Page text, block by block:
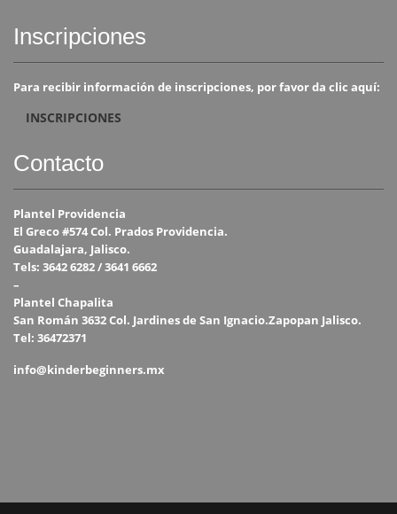
Inscripciones
Para recibir información de inscripciones, por favor da clic aquí:
INSCRIPCIONES
Contacto
Plantel Providencia
El Greco #574 Col. Prados Providencia.
Guadalajara, Jalisco.
Tels: 3642 6282 / 3641 6662
–
Plantel Chapalita
San Román 3632 Col. Jardines de San Ignacio.Zapopan Jalisco.
Tel: 36472371
info@kinderbeginners.mx